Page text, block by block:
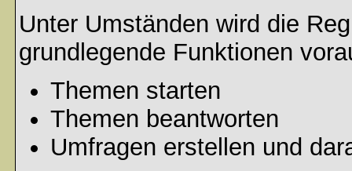
Unter Umständen wird die
grundlegende Funktionen
Themen starten
Themen beantworten
Umfragen erstellen und